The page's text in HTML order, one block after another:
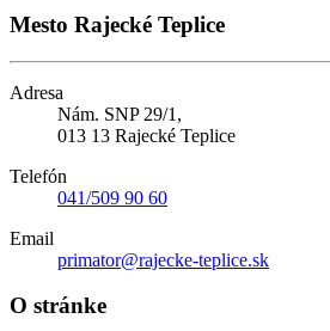
Mesto Rajecké Teplice
Adresa
Nám. SNP 29/1,
013 13 Rajecké Teplice
Telefón
041/509 90 60
Email
primator@rajecke-teplice.sk
O stránke